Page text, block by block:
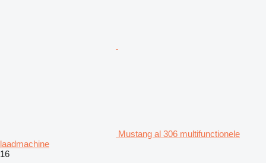
Mustang al 306 multifunctionele
laadmachine
16